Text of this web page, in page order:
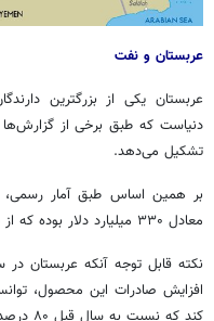
عربستان و نفت
عربستان یکی از بزرگترین
تشکیل می‌دهد.
معادل ۳۳۰ میلیارد دلار بوده که از سال ۲۰۱۲ بی سابقه است.
کند که نسبت به سال قبل ۸۰ درصد افزایش داشت.